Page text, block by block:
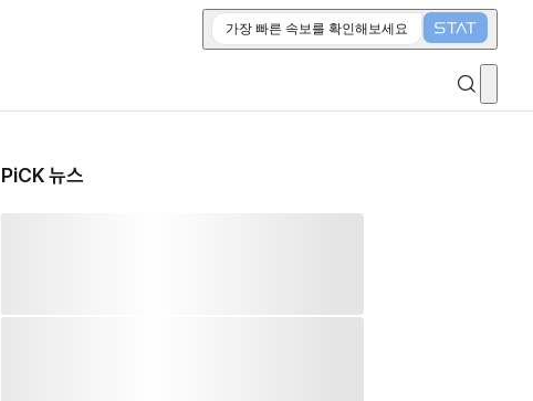
가장 빠른 속보를 확인해보세요
PiCK 뉴스